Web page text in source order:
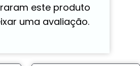
este produto
uma avaliação.